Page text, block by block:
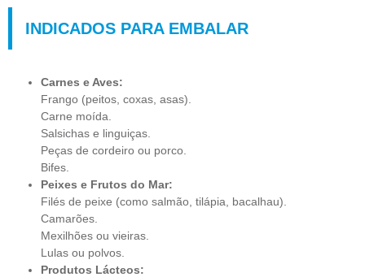
INDICADOS PARA EMBALAR
Carnes e Aves:
Frango (peitos, coxas, asas).
Carne moída.
Salsichas e linguiças.
Peças de cordeiro ou porco.
Bifes.
Peixes e Frutos do Mar:
Filés de peixe (como salmão, tilápia, bacalhau).
Camarões.
Mexilhões ou vieiras.
Lulas ou polvos.
Produtos Lácteos: